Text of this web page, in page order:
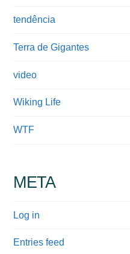
tendência
Terra de Gigantes
video
Wiking Life
WTF
META
Log in
Entries feed